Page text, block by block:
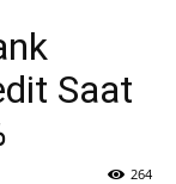
Saat
264